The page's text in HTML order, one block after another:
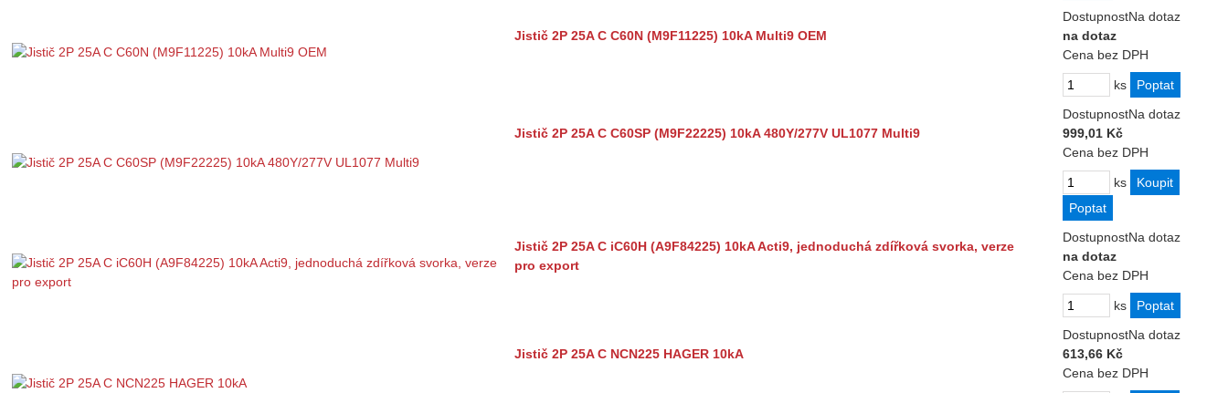
Jistič 2P 25A C C60N (M9F11225) 10kA Multi9 OEM
DostupnostNa dotaz
na dotaz
Cena bez DPH
ks
Jistič 2P 25A C C60SP (M9F22225) 10kA 480Y/277V UL1077 Multi9
DostupnostNa dotaz
999,01 Kč
Cena bez DPH
ks
Jistič 2P 25A C iC60H (A9F84225) 10kA Acti9, jednoduchá zdířková svorka, verze
pro export
DostupnostNa dotaz
na dotaz
Cena bez DPH
ks
Jistič 2P 25A C NCN225 HAGER 10kA
DostupnostNa dotaz
613,66 Kč
Cena bez DPH